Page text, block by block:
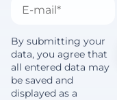
By submitting your
data, you agree that
all entered data may
be saved and
displayed as a